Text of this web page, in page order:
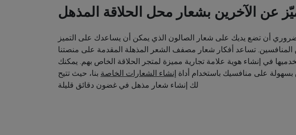
عن الآخرين بشعار محل الحلاقة المذهل
أن تضع يديك على شعار الصالون الذي يمكن أن يساعدك على التميز
المنافسين. تساعد أفكار شعار مصفف الشعر المذهلة المقدمة على منصتنا
في إنشاء هوية علامة تجارية مميزة لمتجر الحلاقة الخاص بهم. يمكنك
بسهولة على منافسيك باستخدام أداة إنشاء الشعارات الخاصة بنا، حيث تتيح
لك إنشاء شعار مذهل في غضون دقائق قليلة